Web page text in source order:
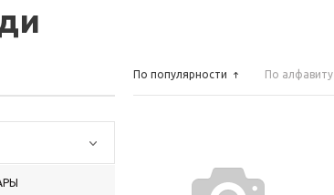
По популярности По алфавиту